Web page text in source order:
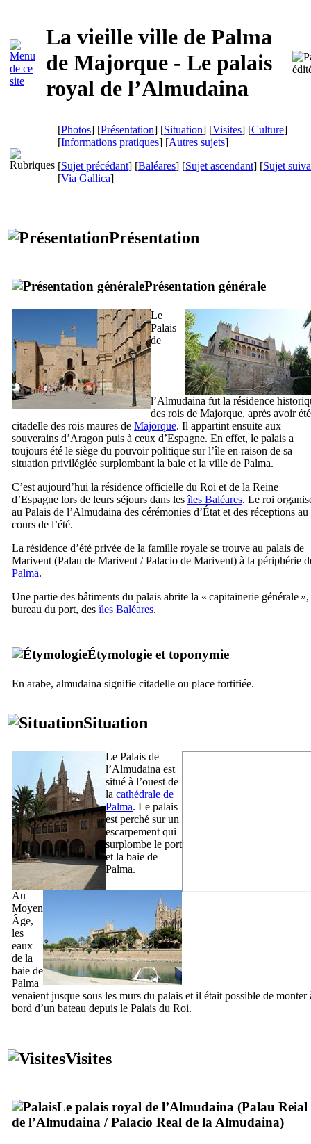
La vieille ville de Palma
de Majorque - Le palais
royal de l’Almudaina
[Photos] [Présentation] [Situation] [Visites] [Culture]
[Informations pratiques] [Autres sujets]
[Sujet précédant] [Baléares] [Sujet ascendant] [Sujet
[Via Gallica]
Présentation
Présentation générale
Le
Palais
de
l’Almudaina fut la résidence
des rois de Majorque, après avoir
citadelle des rois maures de Majorque. Il appartint ensuite aux
souverains d’Aragon puis à ceux d’Espagne. En effet, le palais a
toujours été le siège du pouvoir politique sur l’île en raison de sa
situation privilégiée surplombant la baie et la ville de Palma.
C’est aujourd’hui la résidence officielle du Roi et de la Reine
d’Espagne lors de leurs séjours dans lesîles Baléares. Le roi
au Palais de l’Almudaina des cérémonies d’État et des réceptions au
cours de l’été.
La résidence d’été privée de la famille royale se trouve au palais de
Marivent (Palau de Marivent /Palacio de Marivent) à la périphérie
Palma.
Une partie des bâtiments du palais abrite la « capitainerie générale
bureau du port, desîles Baléares.
Étymologie et toponymie
En arabe, almudaina signifie citadelle ou place fortifiée.
Situation
Le Palais de
l’Almudaina est
situé à l’ouest de
la cathédrale de
Palma. Le palais
est perché sur un
escarpement qui
surplombe le port
et la baie de
Palma.
Au
Moyen
Âge,
les
eaux
de la
baie de
Palma
venaient jusque sous les murs du palais et il était possible de monter
bord d’un bateau depuis le Palais du Roi.
Visites
Le palais royal de l’Almudaina (Palau Reial
de l’Almudaina /Palacio Real de la Almudaina)